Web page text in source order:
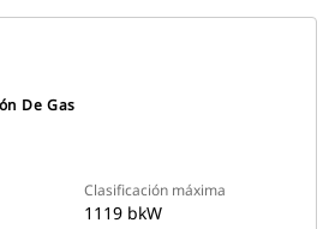
De Gas
Clasificación máxima
1119 bkW